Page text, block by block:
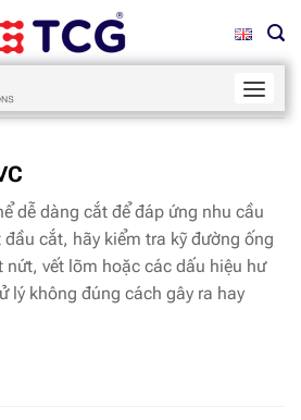
dễ dàng cắt để đáp ứng nhu cầu
cắt, hãy kiểm tra kỹ đường ống
nứt, vết lõm hoặc các dấu hiệu hư
lý không đúng cách gây ra hay